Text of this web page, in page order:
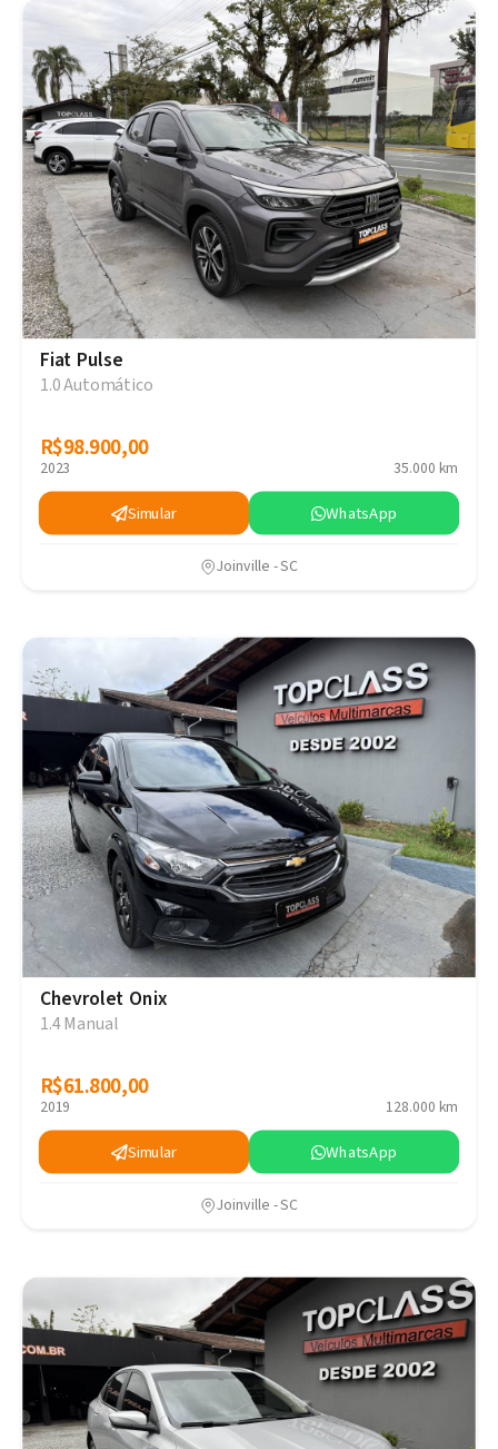
Fiat Pulse
1.0 Automático
R$98.900,00
R$98.900,00
2023 35.000 km
Simular WhatsApp
Joinville - SC
Chevrolet Onix
1.4 Manual
R$61.800,00
R$61.800,00
2019 128.000 km
Simular WhatsApp
Joinville - SC